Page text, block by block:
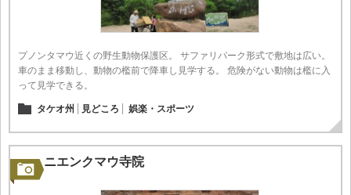
プノンタマウ近くの野生動物保護区。 サファリパーク形式で敷地は広い。
車のまま移動し、動物の檻前で降車し見学する。 危険がない動物は檻に入
って見学できる。
タケオ州 見どころ 娯楽・スポーツ
ニエンクマウ寺院